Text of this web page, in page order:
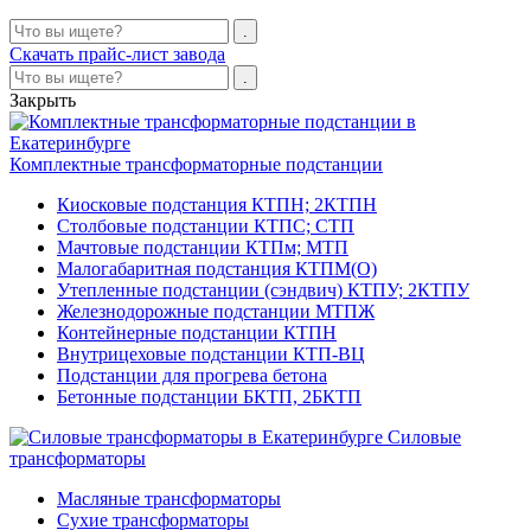
Скачать прайс-лист завода
Закрыть
Комплектные трансформаторные подстанции
Киосковые подстанция КТПН; 2КТПН
Столбовые подстанции КТПС; СТП
Мачтовые подстанции КТПм; МТП
Малогабаритная подстанция КТПМ(О)
Утепленные подстанции (сэндвич) КТПУ; 2КТПУ
Железнодорожные подстанции МТПЖ
Контейнерные подстанции КТПН
Внутрицеховые подстанции КТП-ВЦ
Подстанции для прогрева бетона
Бетонные подстанции БКТП, 2БКТП
Силовые
трансформаторы
Масляные трансформаторы
Сухие трансформаторы